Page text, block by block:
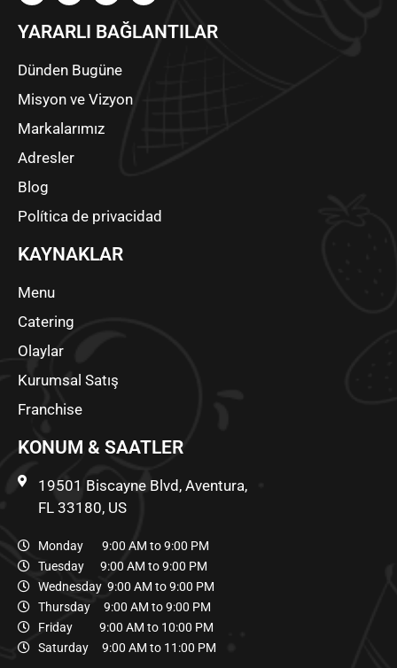
YARARLI BAĞLANTILAR
Dünden Bugüne
Misyon ve Vizyon
Markalarımız
Adresler
Blog
Política de privacidad
KAYNAKLAR
Menu
Catering
Olaylar
Kurumsal Satış
Franchise
KONUM & SAATLER
19501 Biscayne Blvd, Aventura,
FL 33180, US
Monday 9:00 AM to 9:00 PM
Tuesday 9:00 AM to 9:00 PM
Wednesday 9:00 AM to 9:00 PM
Thursday 9:00 AM to 9:00 PM
Friday 9:00 AM to 10:00 PM
Saturday 9:00 AM to 11:00 PM